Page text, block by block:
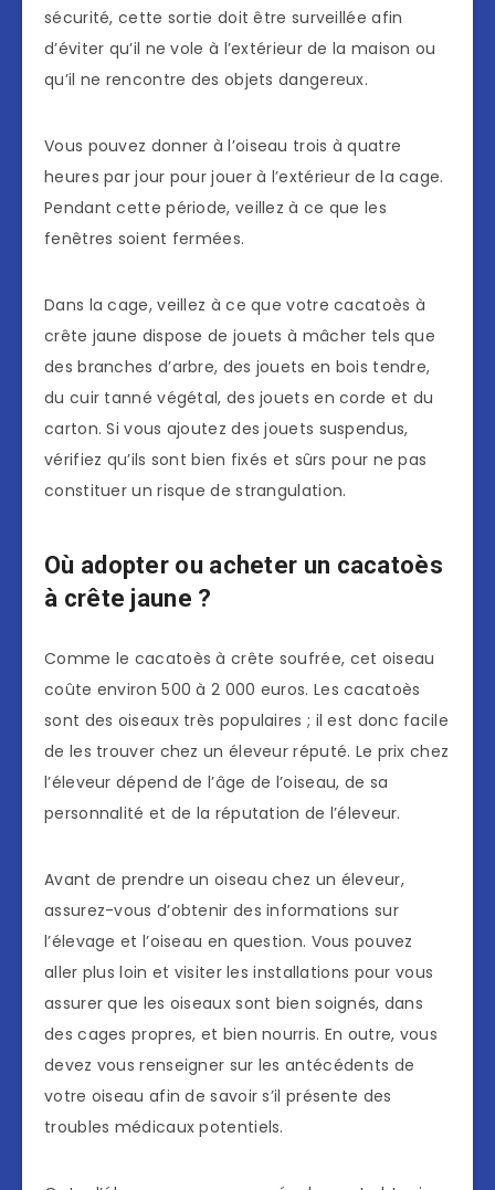
sécurité, cette sortie doit être surveillée afin
d’éviter qu’il ne vole à l’extérieur de la maison ou
qu’il ne rencontre des objets dangereux.
Vous pouvez donner à l’oiseau trois à quatre
heures par jour pour jouer à l’extérieur de la cage.
Pendant cette période, veillez à ce que les
fenêtres soient fermées.
Dans la cage, veillez à ce que votre cacatoès à
crête jaune dispose de jouets à mâcher tels que
des branches d’arbre, des jouets en bois tendre,
du cuir tanné végétal, des jouets en corde et du
carton. Si vous ajoutez des jouets suspendus,
vérifiez qu’ils sont bien fixés et sûrs pour ne pas
constituer un risque de strangulation.
Où adopter ou acheter un cacatoès
à crête jaune ?
Comme le cacatoès à crête soufrée, cet oiseau
coûte environ 500 à 2 000 euros. Les cacatoès
sont des oiseaux très populaires ; il est donc facile
de les trouver chez un éleveur réputé. Le prix chez
l’éleveur dépend de l’âge de l’oiseau, de sa
personnalité et de la réputation de l’éleveur.
Avant de prendre un oiseau chez un éleveur,
assurez-vous d’obtenir des informations sur
l’élevage et l’oiseau en question. Vous pouvez
aller plus loin et visiter les installations pour vous
assurer que les oiseaux sont bien soignés, dans
des cages propres, et bien nourris. En outre, vous
devez vous renseigner sur les antécédents de
votre oiseau afin de savoir s’il présente des
troubles médicaux potentiels.